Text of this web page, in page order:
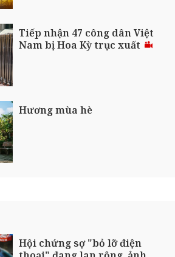
Tiếp nhận 47 công dân Việt
Nam bị Hoa Kỳ trục xuất
Hương mùa hè
Hội chứng sợ "bỏ lỡ điện